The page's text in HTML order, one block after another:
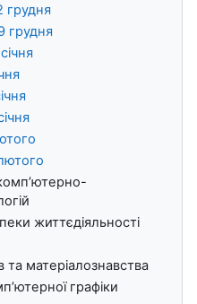
грудня
грудня
життєдіяльності
та матеріалознавства
графіки